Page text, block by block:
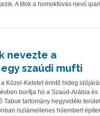
A titok a homokfúvás nevű ipari
nevezte a
szaúdi mufti
Közel-Keletet érintő hideg
borítja hó a Szaúd-Arábia és
Tabuk tartomány hegyvidéki
iszlámellenes hóembert